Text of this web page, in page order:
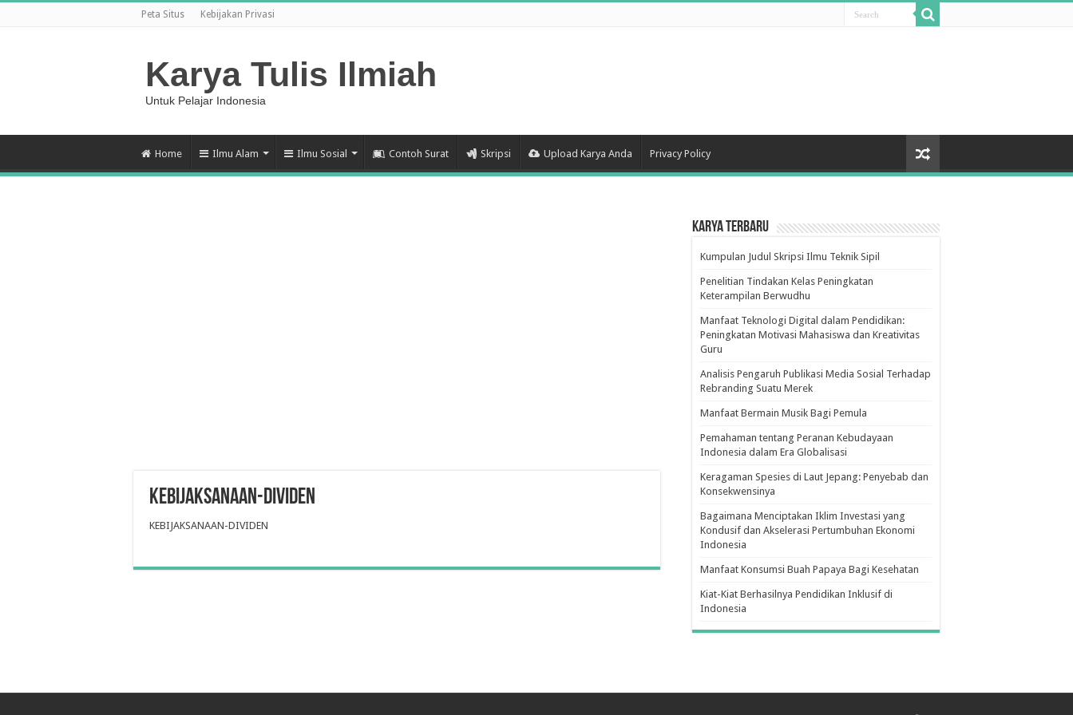
Peta Situs Kebijakan Privasi
Karya Tulis Ilmiah
Untuk Pelajar Indonesia
Home Ilmu Alam Ilmu Sosial Contoh Surat Skripsi Upload Karya Anda Privacy Policy
KEBIJAKSANAAN-DIVIDEN
KEBIJAKSANAAN-DIVIDEN
Karya Terbaru
Kumpulan Judul Skripsi Ilmu Teknik Sipil
Penelitian Tindakan Kelas Peningkatan
Keterampilan Berwudhu
Manfaat Teknologi Digital dalam Pendidikan:
Peningkatan Motivasi Mahasiswa dan Kreativitas
Guru
Analisis Pengaruh Publikasi Media Sosial Terhadap
Rebranding Suatu Merek
Manfaat Bermain Musik Bagi Pemula
Pemahaman tentang Peranan Kebudayaan
Indonesia dalam Era Globalisasi
Keragaman Spesies di Laut Jepang: Penyebab dan
Konsekwensinya
Bagaimana Menciptakan Iklim Investasi yang
Kondusif dan Akselerasi Pertumbuhan Ekonomi
Indonesia
Manfaat Konsumsi Buah Papaya Bagi Kesehatan
Kiat-Kiat Berhasilnya Pendidikan Inklusif di
Indonesia